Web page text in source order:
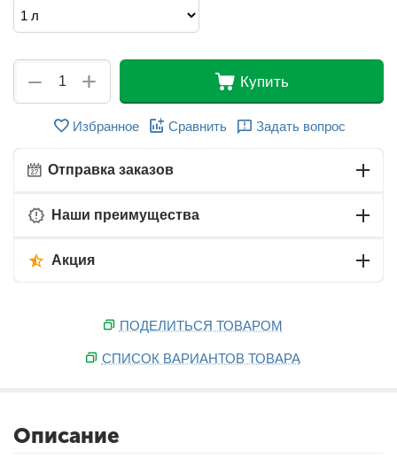
+
− Купить
Избранное Сравнить Задать вопрос
Отправка заказов
Наши преимущества
Акция
ПОДЕЛИТЬСЯ ТОВАРОМ
СПИСОК ВАРИАНТОВ ТОВАРА
Описание